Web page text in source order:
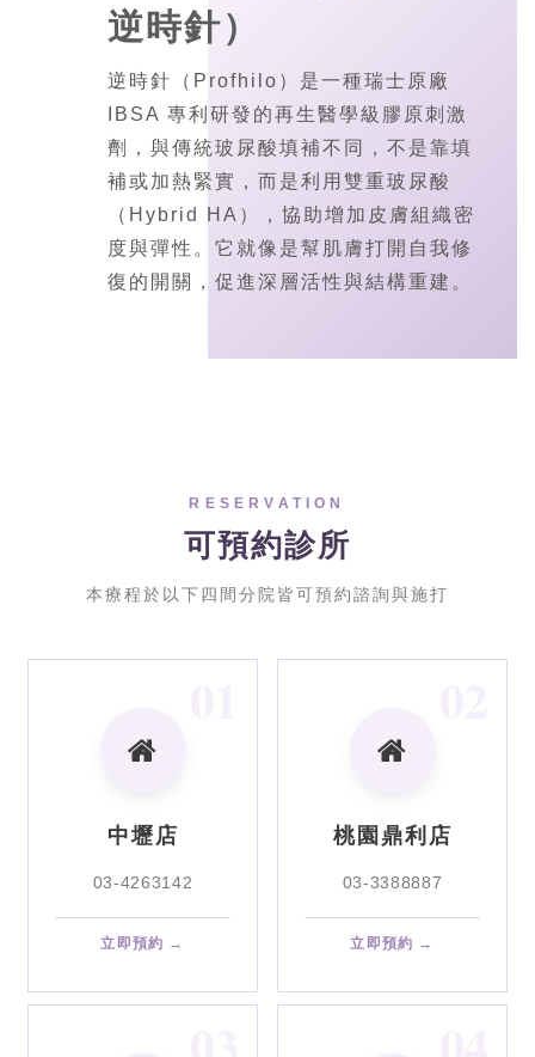
逆時針）
逆時針（Profhilo）是一種瑞士原廠
IBSA 專利研發的再生醫學級膠原刺激
劑，與傳統玻尿酸填補不同，不是靠填
補或加熱緊實，而是利用雙重玻尿酸
（Hybrid HA），協助增加皮膚組織密
度與彈性。它就像是幫肌膚打開自我修
復的開關，促進深層活性與結構重建。
RESERVATION
可預約診所
本療程於以下四間分院皆可預約諮詢與施打
中壢店
03-4263142
立即預約 →
桃園鼎利店
03-3388887
立即預約 →